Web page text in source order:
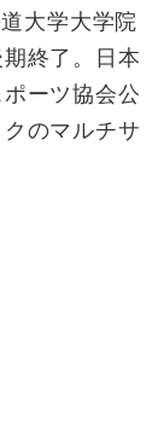
大学大学院
終了。日本
ーツ協会公
のマルチサ